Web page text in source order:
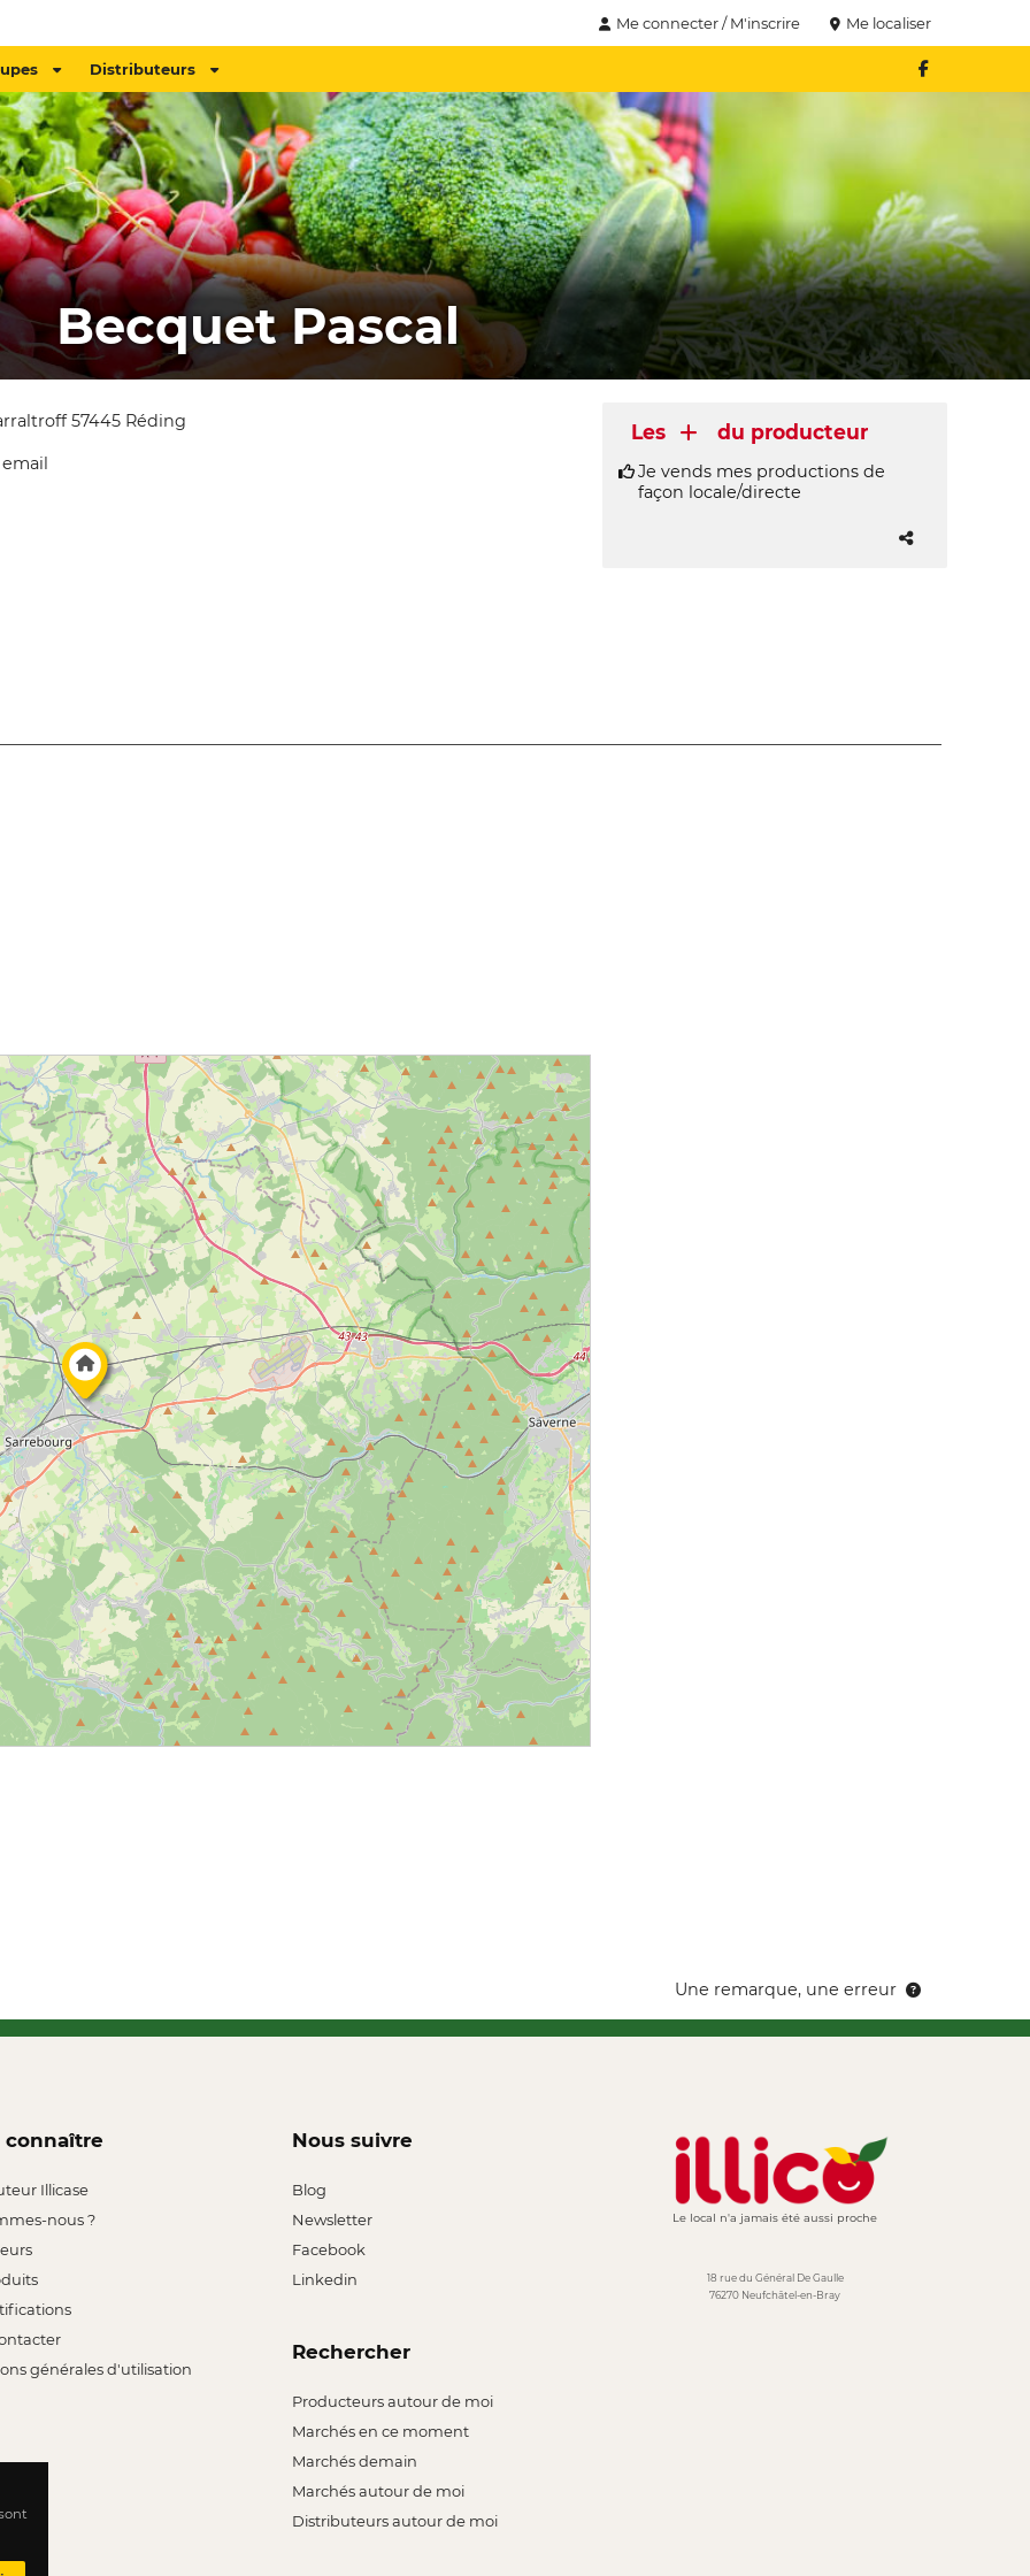
Me connecter / M'inscrire Me localiser
Distributeurs
Becquet Pascal
57445 Réding Les du producteur
Je vends mes productions de
façon locale/directe
Une remarque, une erreur
connaître
Illicase
nous ?
générales d'utilisation
Nous suivre
Blog
Newsletter
Facebook
Linkedin
Rechercher
Producteurs autour de moi
Marchés en ce moment
Marchés demain
Marchés autour de moi
Distributeurs autour de moi
Le local n'a jamais été aussi proche
18 rue du Général De Gaulle
76270 Neufchâtel-en-Bray